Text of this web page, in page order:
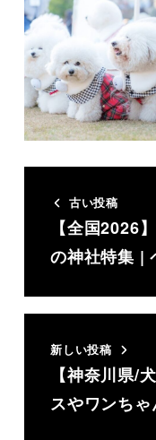
古い投稿
【全国2026
の神社特集 |
新しい投稿
【神奈川県/
スやワンち